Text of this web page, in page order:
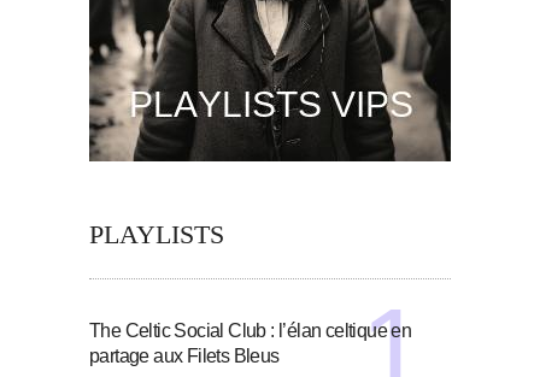
PLAYLISTS
The Celtic Social Club : l’élan celtique en
partage aux Filets Bleus